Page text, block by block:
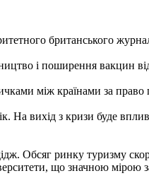
британського
і поширення вакцин
між країнами за
На вихід з кризи буде
Обсяг ринку туризму
що значною мірою